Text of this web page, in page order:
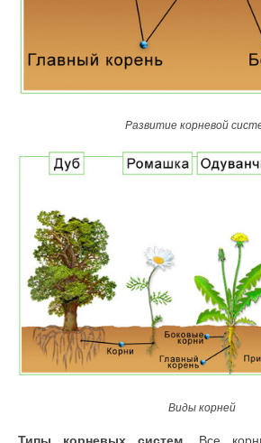
Развитие корневой
Виды корней